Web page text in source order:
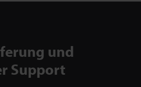
und
Support